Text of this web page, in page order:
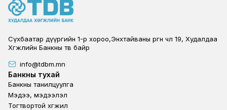
Сүхбаатар дүүргийн 1-р хороо,Энхтайваны өргөн чөлөө 19, Худалдаа
Хөгжлийн Банкны төв байр
info@tdbm.mn
Footer
Банкны тухай
Банкны танилцуулга
Мэдээ, мэдээлэл
Тогтвортой хөгжил